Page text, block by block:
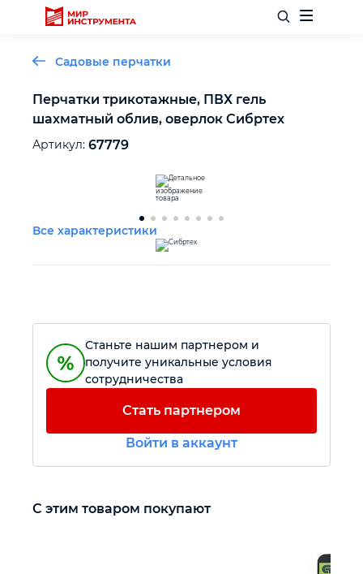
Отделочный инструмент
Столярный инструмент
Силовое оборудование
Крепежный инструмент
Садовые перчатки
Перчатки трикотажные, ПВХ гель
шахматный облив, оверлок Сибртех
Артикул: 67779
Все характеристики
Станьте нашим партнером и
получите уникальные условия
сотрудничества
Стать партнером
Войти в аккаунт
С этим товаром покупают